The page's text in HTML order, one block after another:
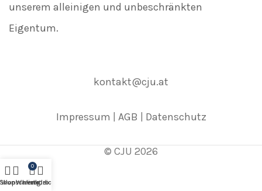
unserem alleinigen und unbeschränkten
Eigentum.
kontakt@cju.at
Impressum AGB Datenschutz
© CJU 2026
Wunschliste
0
Warenkorb
vergleichen